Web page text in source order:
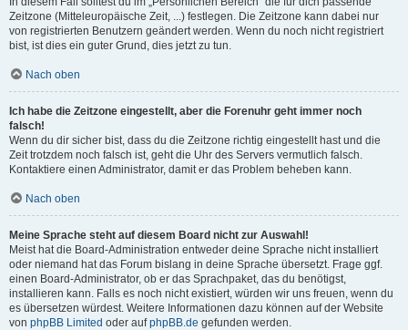
Zeitzone (Mitteleuropäische Zeit, ...) festlegen. Die Zeitzone kann dabei nur
von registrierten Benutzern geändert werden. Wenn du noch nicht registriert
bist, ist dies ein guter Grund, dies jetzt zu tun.
Nach oben
Ich habe die Zeitzone eingestellt, aber die Forenuhr geht immer noch
falsch!
Wenn du dir sicher bist, dass du die Zeitzone richtig eingestellt hast und die
Zeit trotzdem noch falsch ist, geht die Uhr des Servers vermutlich falsch.
Kontaktiere einen Administrator, damit er das Problem beheben kann.
Nach oben
Meine Sprache steht auf diesem Board nicht zur Auswahl!
Meist hat die Board-Administration entweder deine Sprache nicht installiert
oder niemand hat das Forum bislang in deine Sprache übersetzt. Frage ggf.
einen Board-Administrator, ob er das Sprachpaket, das du benötigst,
installieren kann. Falls es noch nicht existiert, würden wir uns freuen, wenn du
es übersetzen würdest. Weitere Informationen dazu können auf der Website
von phpBB Limited oder aufphpBB.de gefunden werden.